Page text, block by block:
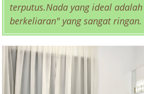
terputus.Nada yang ideal
berkeliaran" yang sangat ringan.